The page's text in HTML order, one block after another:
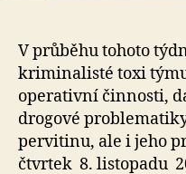
V průběhu tohoto
kriminalisté toxi
operativní činnosti,
drogové
pervitinu, ale i jeho
čtvrtek 8. listopadu